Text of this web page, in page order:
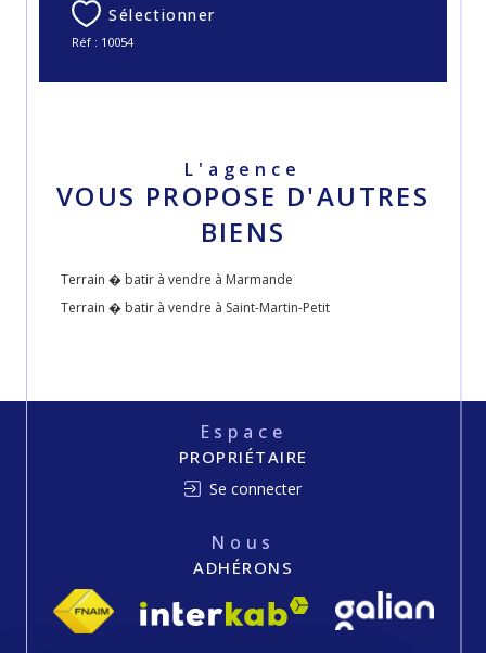
Sélectionner
Réf : 10054
L'agence
VOUS PROPOSE D'AUTRES
BIENS
Terrain � batir à vendre à Marmande
Terrain � batir à vendre à Saint-Martin-Petit
Espace
PROPRIÉTAIRE
Se connecter
Nous
ADHÉRONS